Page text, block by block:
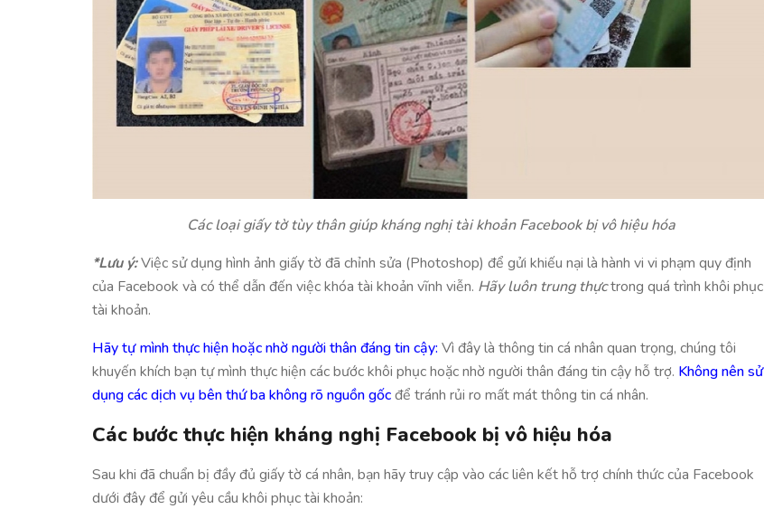
Các loại giấy tờ tùy thân giúp kháng nghị tài khoản Facebook bị vô hiệu hóa
*Lưu ý:Việc sử dụng hình ảnh giấy tờ đã chỉnh sửa (Photoshop) để gửi khiếu nại là hành vi vi phạm quy định
của Facebook và có thể dẫn đến việc khóa tài khoản vĩnh viễn. Hãy luôn trung thựctrong quá trình khôi phục
tài khoản.
Hãy tự mình thực hiện hoặc nhờ người thân đáng tin cậy: Vì đây là thông tin cá nhân quan trọng, chúng tôi
khuyến khích bạn tự mình thực hiện các bước khôi phục hoặc nhờ người thân đáng tin cậy hỗ trợ. Không nên sử
dụng các dịch vụ bên thứ ba không rõ nguồn gốcđể tránh rủi ro mất mát thông tin cá nhân.
Các bước thực hiện kháng nghị Facebook bị vô hiệu hóa
Sau khi đã chuẩn bị đầy đủ giấy tờ cá nhân, bạn hãy truy cập vào các liên kết hỗ trợ chính thức của Facebook
dưới đây để gửi yêu cầu khôi phục tài khoản: